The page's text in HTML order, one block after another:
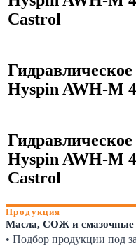
Castrol
Hyspin AWH-M
Hyspin AWH-M
Castrol
Продукция
Масла, СОЖ и смазочные
• Подбор продукции под